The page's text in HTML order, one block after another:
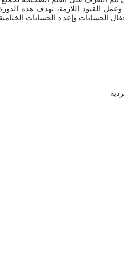
القيود اللازمة، تهدف هذه
الحسابات وإعداد الحسابات الختامية